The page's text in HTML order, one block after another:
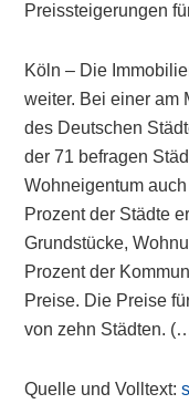
Preissteigerungen
Köln – Die
weiter. Bei einer am
des Deutschen
der 71 befragen
Wohneigentum
Prozent der Städte
Grundstücke,
Prozent der
Preise. Die Preise
von zehn Städten.
Quelle und Volltext: